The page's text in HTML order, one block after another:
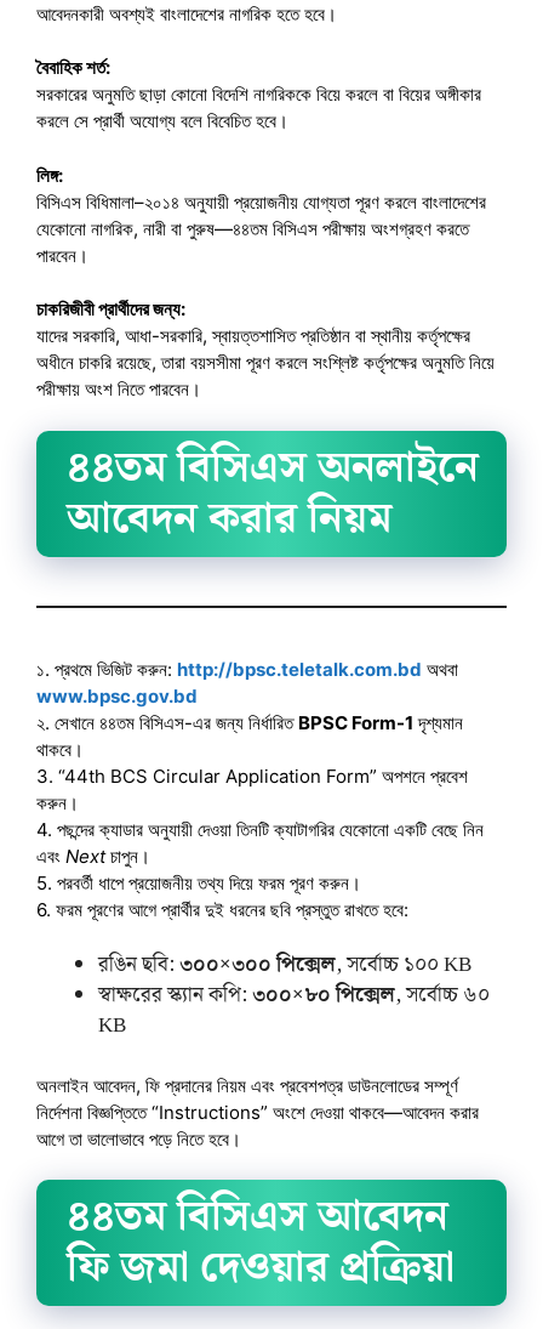
আবেদনকারী অবশ্যই বাংলাদেশের নাগরিক হতে হবে।
বৈবাহিক শর্ত:
সরকারের অনুমতি ছাড়া কোনো বিদেশি নাগরিককে বিয়ে করলে বা বিয়ের অঙ্গীকার
করলে সে প্রার্থী অযোগ্য বলে বিবেচিত হবে।
লিঙ্গ:
বিসিএস বিধিমালা–২০১৪ অনুযায়ী প্রয়োজনীয় যোগ্যতা পূরণ করলে বাংলাদেশের
যেকোনো নাগরিক, নারী বা পুরুষ—৪৪তম বিসিএস পরীক্ষায় অংশগ্রহণ করতে
পারবেন।
চাকরিজীবী প্রার্থীদের জন্য:
যাদের সরকারি, আধা-সরকারি, স্বায়ত্তশাসিত প্রতিষ্ঠান বা স্থানীয় কর্তৃপক্ষের
অধীনে চাকরি রয়েছে, তারা বয়সসীমা পূরণ করলে সংশ্লিষ্ট কর্তৃপক্ষের অনুমতি নিয়ে
পরীক্ষায় অংশ নিতে পারবেন।
৪৪তম বিসিএস অনলাইনে
আবেদন করার নিয়ম
১. প্রথমে ভিজিট করুন: http://bpsc.teletalk.com.bd অথবা
www.bpsc.gov.bd
২. সেখানে ৪৪তম বিসিএস-এর জন্য নির্ধারিত BPSC Form-1 দৃশ্যমান
থাকবে।
3. “44th BCS Circular Application Form” অপশনে প্রবেশ
করুন।
4. পছন্দের ক্যাডার অনুযায়ী দেওয়া তিনটি ক্যাটাগরির যেকোনো একটি বেছে নিন
এবং Nextচাপুন।
5. পরবর্তী ধাপে প্রয়োজনীয় তথ্য দিয়ে ফরম পূরণ করুন।
6. ফরম পূরণের আগে প্রার্থীর দুই ধরনের ছবি প্রস্তুত রাখতে হবে:
রঙিন ছবি:৩০০×৩০০ পিক্সেল, সর্বোচ্চ ১০০ KB
স্বাক্ষরের স্ক্যান কপি:৩০০×৮০ পিক্সেল, সর্বোচ্চ ৬০
KB
অনলাইন আবেদন, ফি প্রদানের নিয়ম এবং প্রবেশপত্র ডাউনলোডের সম্পূর্ণ
নির্দেশনা বিজ্ঞপ্তিতে “Instructions” অংশে দেওয়া থাকবে—আবেদন করার
আগে তা ভালোভাবে পড়ে নিতে হবে।
৪৪তম বিসিএস আবেদন
ফি জমা দেওয়ার প্রক্রিয়া